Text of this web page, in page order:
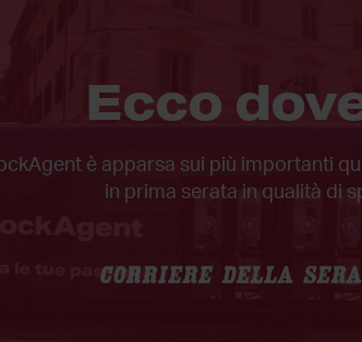
Ecco
è apparsa sui più importanti
in prima serata in qualità di